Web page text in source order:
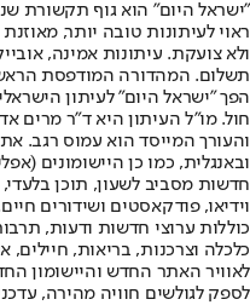
"ישראל היום" הוא גוף תקשורת
ראוי לעיתונות טובה יותר,
ולא צועקת. עיתונות אמינה,
הפך "ישראל היום" לעיתון
חול. מו"ל העיתון היא ד"ר מרים
והעורך המייסד הוא עמוס רגב.
חדשות מסביב לשעון, תוכן בלעדי,
וידיאו, פודקאסטים ושידורים
כוללות ערוצי חדשות ודעות,
לאוויר האתר החדש והיישומון
לספק לגולשים חוויה מהירה,